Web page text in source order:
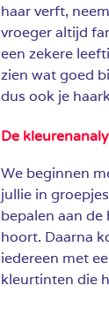
haar verft,
vroeger altijd
een zekere
zien wat goed
dus ook je
De
We beginnen
jullie in
bepalen aan
hoort. Daarna
iedereen met
kleurtinten die